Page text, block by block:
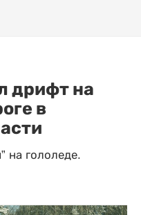
дрифт на
в
на гололеде.